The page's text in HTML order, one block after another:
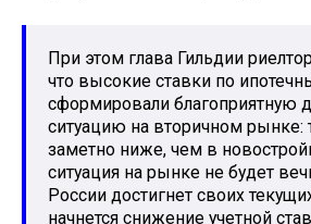
При этом глава Гильдии
что высокие ставки по
сформировали благоприятную
ситуацию на вторичном рынке:
заметно ниже, чем в
ситуация на рынке не будет
России достигнет своих
начнется снижение учетной